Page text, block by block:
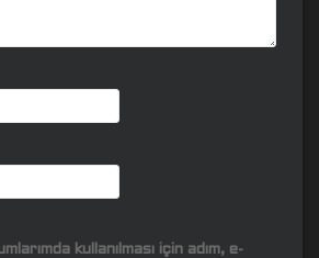
kullanılması için adım, e-